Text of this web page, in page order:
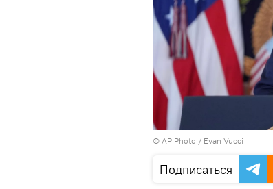
© AP Photo / Evan Vucci
Подписаться